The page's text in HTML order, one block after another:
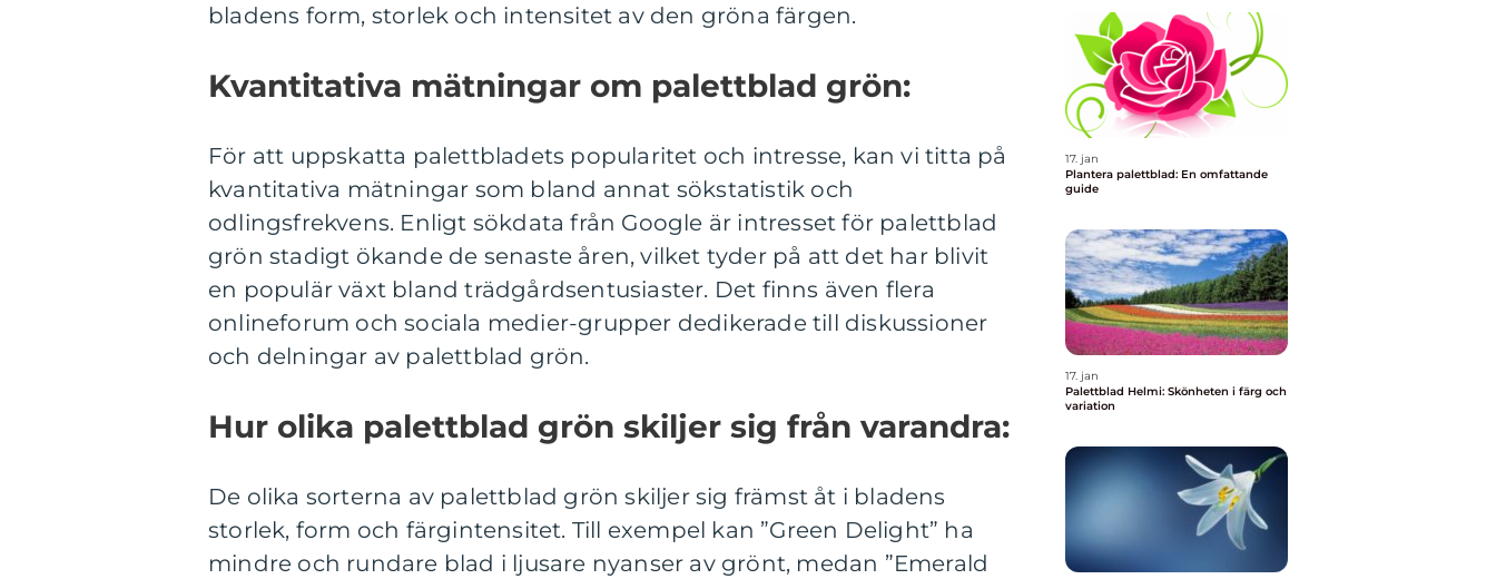
bladens form, storlek och intensitet av den gröna färgen.
Kvantitativa mätningar om palettblad grön:
För att uppskatta palettbladets popularitet och intresse, kan vi titta på
kvantitativa mätningar som bland annat sökstatistik och
odlingsfrekvens. Enligt sökdata från Google är intresset för palettblad
grön stadigt ökande de senaste åren, vilket tyder på att det har blivit
en populär växt bland trädgårdsentusiaster. Det finns även flera
onlineforum och sociala medier-grupper dedikerade till diskussioner
och delningar av palettblad grön.
Hur olika palettblad grön skiljer sig från varandra:
De olika sorterna av palettblad grön skiljer sig främst åt i bladens
storlek, form och färgintensitet. Till exempel kan ”Green Delight” ha
mindre och rundare blad i ljusare nyanser av grönt, medan ”Emerald
17. jan
Plantera palettblad: En omfattande
guide
17. jan
Palettblad Helmi: Skönheten i färg och
variation